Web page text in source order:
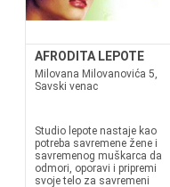
AFRODITA LEPOTE
Milovana Milovanovića 5,
Savski venac
Studio lepote nastaje kao
potreba savremene žene i
savremenog muškarca da
odmori, oporavi i pripremi
svoje telo za savremeni